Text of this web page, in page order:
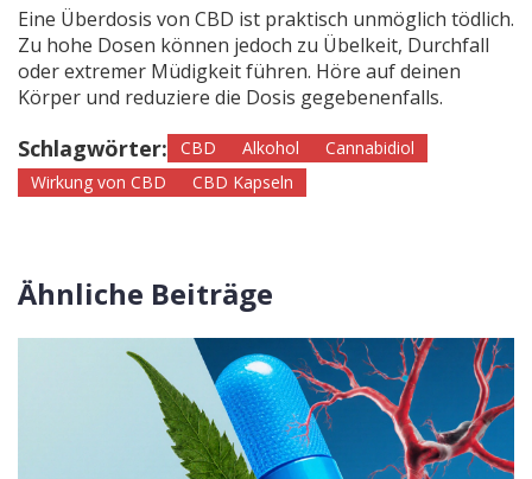
Eine Überdosis von CBD ist praktisch unmöglich tödlich.
Zu hohe Dosen können jedoch zu Übelkeit, Durchfall
oder extremer Müdigkeit führen. Höre auf deinen
Körper und reduziere die Dosis gegebenenfalls.
Schlagwörter: CBD Alkohol
Cannabidiol
Wirkung von CBD
CBD Kapseln
Ähnliche Beiträge